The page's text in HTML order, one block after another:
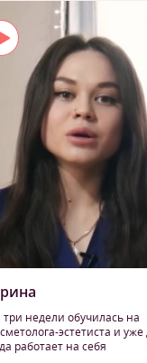
три недели обучилась на
эстетиста и уже
работает на себя